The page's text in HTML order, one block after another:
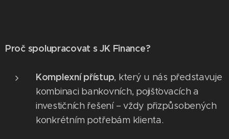
Proč spolupracovat s JK Finance?
Komplexní přístup, který u nás představuje
kombinaci bankovních, pojišťovacích a
investičních řešení – vždy přizpůsobených
konkrétním potřebám klienta.